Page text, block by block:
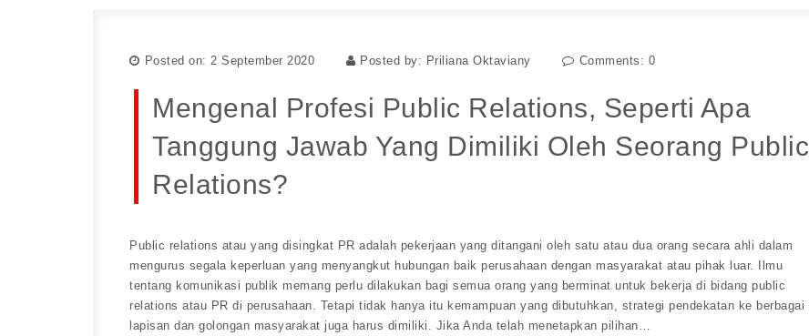
Posted on: 2 September 2020 Posted by: Priliana Oktaviany Comments: 0
Mengenal Profesi Public Relations, Seperti Apa
Tanggung Jawab Yang Dimiliki Oleh Seorang Public
Relations?
Public relations atau yang disingkat PR adalah pekerjaan yang ditangani oleh satu atau dua orang secara ahli dalam
mengurus segala keperluan yang menyangkut hubungan baik perusahaan dengan masyarakat atau pihak luar. Ilmu
tentang komunikasi publik memang perlu dilakukan bagi semua orang yang berminat untuk bekerja di bidang public
relations atau PR di perusahaan. Tetapi tidak hanya itu kemampuan yang dibutuhkan, strategi pendekatan ke berbagai
lapisan dan golongan masyarakat juga harus dimiliki. Jika Anda telah menetapkan pilihan…